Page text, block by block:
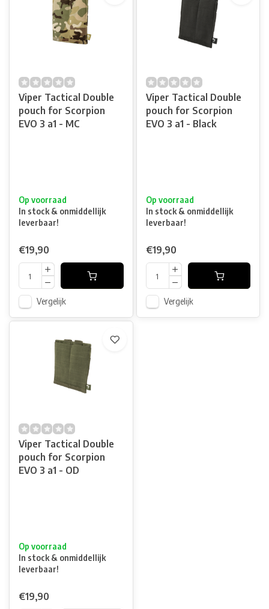
Viper Tactical Double
pouch for Scorpion
EVO 3 a1 - MC
Op voorraad
In stock & onmiddellijk
leverbaar!
€19,90
Vergelijk
Viper Tactical Double
pouch for Scorpion
EVO 3 a1 - Black
Op voorraad
In stock & onmiddellijk
leverbaar!
€19,90
Vergelijk
Viper Tactical Double
pouch for Scorpion
EVO 3 a1 - OD
Op voorraad
In stock & onmiddellijk
leverbaar!
€19,90